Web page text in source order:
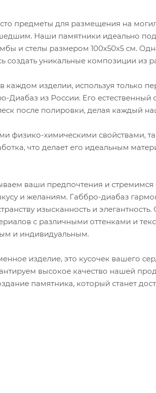
предметы для размещения на
Наши памятники идеально
и стелы размером 100х50х5 см.
уникальные композиции из
изделии, используя только
Диабаз из России. Его естественный
после полировки, делая каждый
физико-химическими свойствами,
что делает его идеальным
ваши предпочтения и стремимся
и желаниям. Габбро-диабаз
изысканность и
с различными оттенками и
и индивидуальным.
изделие, это кусочек вашего
высокое качество нашей
памятника, который станет